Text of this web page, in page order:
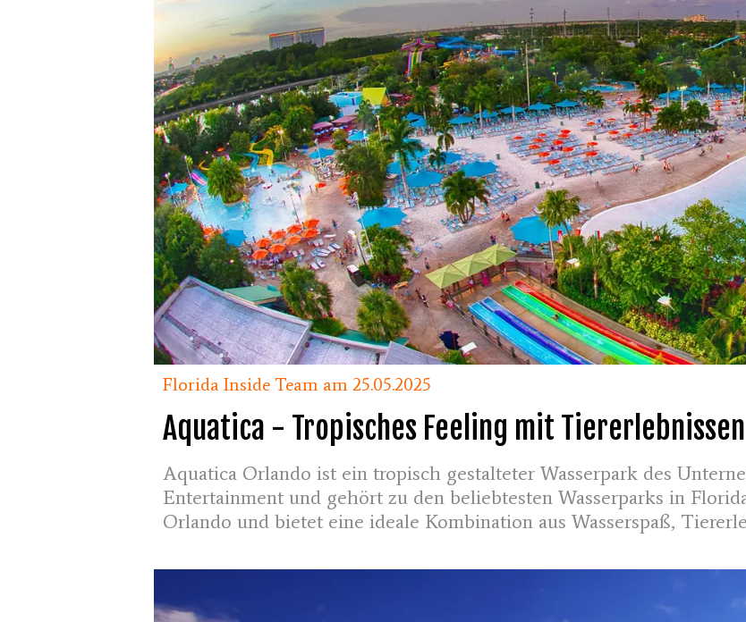
Florida Inside Team am 25.05.2025
Aquatica - Tropisches Feeling mit
Aquatica Orlando ist ein tropisch gestalteter Wasserpark des
Entertainment und gehört zu den beliebtesten Wasserparks in
Orlando und bietet eine ideale Kombination aus Wasserspaß,